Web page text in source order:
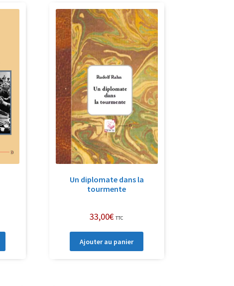
récent
Un diplomate dans la
tourmente
33,00€ TTC
Ajouter au panier